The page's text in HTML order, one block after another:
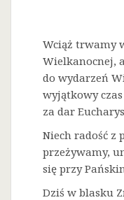
Wciąż trwamy
Wielkanocnej,
do wydarzeń
wyjątkowy
za dar
Niech radość z
przeżywamy,
się przy
Dziś w blasku